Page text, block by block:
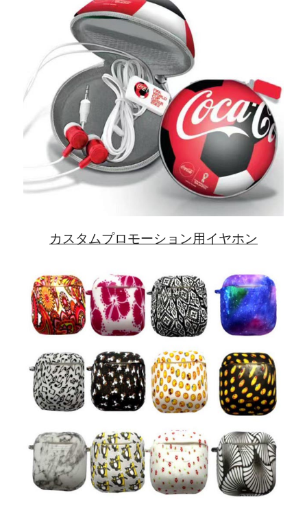
カスタムプロモーション用イヤホン